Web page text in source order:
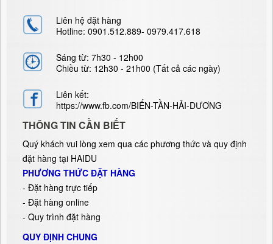
Liên hệ đặt hàng
Hotline: 0901.512.889- 0979.417.618
Sáng từ: 7h30 - 12h00
Chiều từ: 12h30 - 21h00 (Tất cả các ngày)
Liên kết:
https://www.fb.com/BIẾN-TẦN-HẢI-DƯƠNG
THÔNG TIN CẦN BIẾT
Quý khách vui lòng xem qua các phương thức và quy định
đặt hàng tại HAIDU
PHƯƠNG THỨC ĐẶT HÀNG
- Đặt hàng trực tiếp
- Đặt hàng online
- Quy trình đặt hàng
QUY ĐỊNH CHUNG